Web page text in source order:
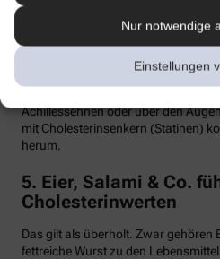
Nur notwendige
Einstellungen
sind es rund 30 Prozent bis zum
Hypercholesterinämie kommt bei
vor. Sind in der Familie Fälle von
Bypass-Operationen bekannt, sollte
dringend überprüfen lassen.
Achillessehnen oder über den
mit Cholesterinsenkern (Statinen)
herum.
5. Eier, Salami & Co.
Cholesterinwerten
Das gilt als überholt. Zwar gehören
fettreiche Wurst zu den